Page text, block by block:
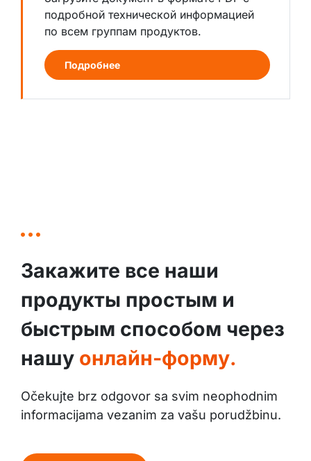
подробной технической информацией
по всем группам продуктов.
Подробнее
Закажите все наши
продукты простым и
быстрым способом через
нашу онлайн-форму.
Očekujte brz odgovor sa svim neophodnim
informacijama vezanim za vašu porudžbinu.